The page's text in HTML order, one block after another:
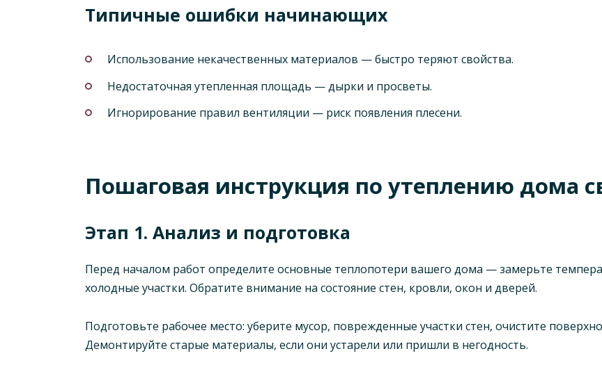
Типичные ошибки начинающих
Использование некачественных материалов — быстро теряют свойства.
Недостаточная утепленная площадь — дырки и просветы.
Игнорирование правил вентиляции — риск появления плесени.
Пошаговая инструкция по утеплению дома
Этап 1. Анализ и подготовка
Перед началом работ определите основные теплопотери вашего дома — замерьте
холодные участки. Обратите внимание на состояние стен, кровли, окон и дверей.
Подготовьте рабочее место: уберите мусор, поврежденные участки стен, очистите
Демонтируйте старые материалы, если они устарели или пришли в негодность.